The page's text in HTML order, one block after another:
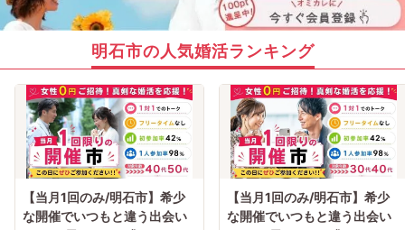
明石市の人気婚活ランキング
【当月1回のみ/明石市】希少
な開催でいつもと違う出会い
【当月1回のみ/明石市】希少
な開催でいつもと違う出会い